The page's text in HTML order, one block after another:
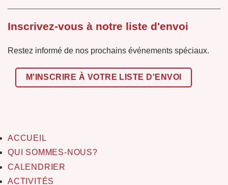
Inscrivez-vous à notre liste d'envoi
Restez informé de nos prochains événements spéciaux.
M'INSCRIRE À VOTRE LISTE D'ENVOI
ACCUEIL
QUI SOMMES-NOUS?
CALENDRIER
ACTIVITÉS